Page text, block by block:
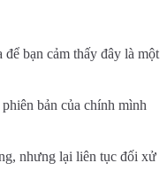
bạn cảm thấy đây là một
bản của chính mình
nhưng lại liên tục đối xử